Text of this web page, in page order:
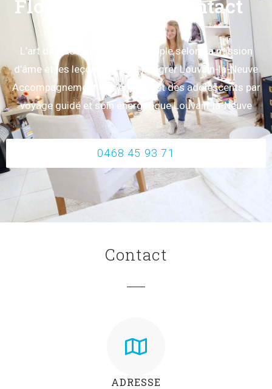
Florence Béliard contact
L’art de s’accompagner en couple selon sa mission
d’âme et les leçons de vie à intégrer Louvain-la-Neuve
Accompagnement des enfants et des adolescents par
voyage guidé et soin énergétique Louvain-la-Neuve
0468 45 93 71
Contact
ADRESSE